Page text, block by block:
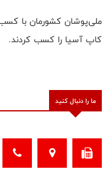
ملی‌پوشان کشورمان با
کاپ آسیا را کسب کردند.
ما را دنبال کنید